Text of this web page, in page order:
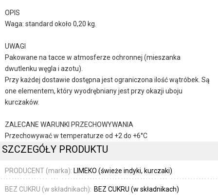
OPIS
Waga: standard około 0,20 kg.
UWAGI
Pakowane na tacce w atmosferze ochronnej (mieszanka
dwutlenku węgla i azotu).
Przy każdej dostawie dostępna jest ograniczona ilość wątróbek. Są
one elementem, który wyodrębniany jest przy okazji uboju
kurczaków.
ZALECANE WARUNKI PRZECHOWYWANIA
Przechowywać w temperaturze od +2 do +6°C
SZCZEGÓŁY PRODUKTU
PRODUCENT (marka): LIMEKO (świeże indyki, kurczaki)
BEZ CUKRU (w składnikach): BEZ CUKRU (w składnikach)